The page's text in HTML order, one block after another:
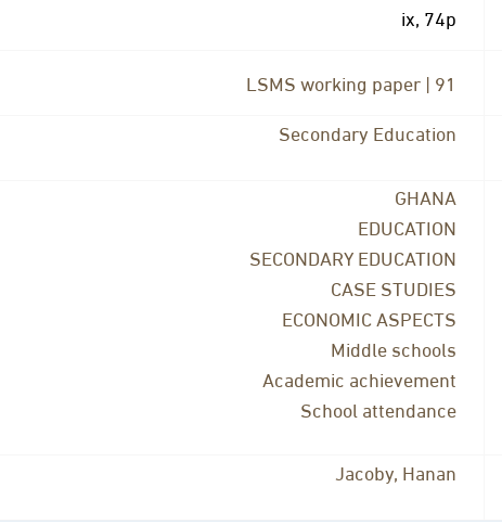
ix, 74p
LSMS working paper | 91
Secondary Education
GHANA
EDUCATION
SECONDARY EDUCATION
CASE STUDIES
ECONOMIC ASPECTS
Middle schools
Academic achievement
School attendance
Jacoby, Hanan